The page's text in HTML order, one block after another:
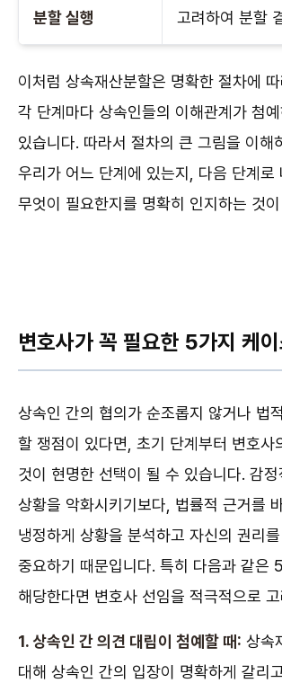
분할 실행 고려하여 분할
이처럼 상속재산분할은 명확한 절차에
각 단계마다 상속인들의 이해관계가 첨
있습니다. 따라서 절차의 큰 그림을 이해
우리가 어느 단계에 있는지, 다음 단계로
무엇이 필요한지를 명확히 인지하는 것
변호사가 꼭 필요한 5가지 케
상속인 간의 협의가 순조롭지 않거나 법
할 쟁점이 있다면, 초기 단계부터 변호사
것이 현명한 선택이 될 수 있습니다. 감
상황을 악화시키기보다, 법률적 근거를
냉정하게 상황을 분석하고 자신의 권리를
중요하기 때문입니다. 특히 다음과 같은
해당한다면 변호사 선임을 적극적으로
1. 상속인 간 의견 대립이 첨예할 때: 상속
대해 상속인 간의 입장이 명확하게 갈리